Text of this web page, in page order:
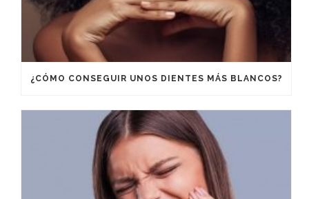
¿CÓMO CONSEGUIR UNOS DIENTES MÁS BLANCOS?